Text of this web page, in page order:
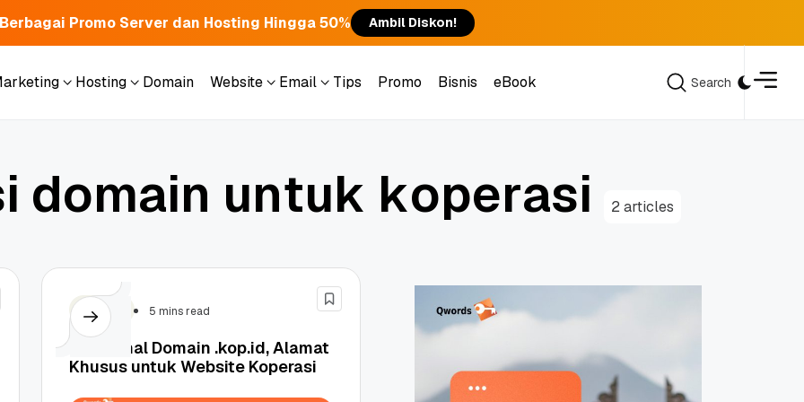
Promo Server dan Hosting Hingga 50% Ambil Diskon!
Hosting
Domain
Website
Email
Tips
Promo
Bisnis
eBook
Search
i domain untuk koperasi 2 articles
Domain 5 mins read
Mengenal Domain .kop.id, Alamat
Khusus untuk Website Koperasi